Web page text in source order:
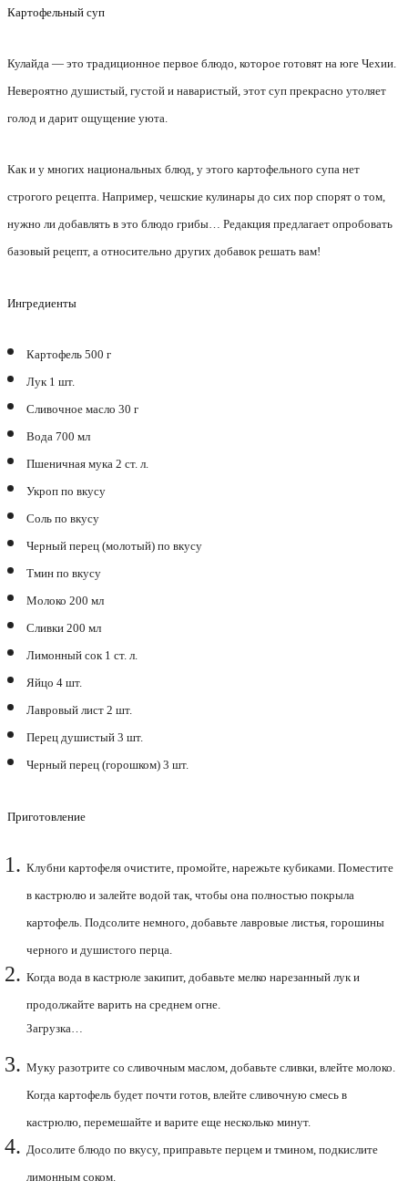
Картофельный суп
Кулайда — это традиционное первое блюдо, которое готовят на юге Чехии.
Невероятно душистый, густой и наваристый, этот суп прекрасно утоляет
голод и дарит ощущение уюта.
Как и у многих национальных блюд, у этого картофельного супа нет
строгого рецепта. Например, чешские кулинары до сих пор спорят о том,
нужно ли добавлять в это блюдо грибы… Редакция предлагает опробовать
базовый рецепт, а относительно других добавок решать вам!
Ингредиенты
Картофель 500 г
Лук 1 шт.
Сливочное масло 30 г
Вода 700 мл
Пшеничная мука 2 ст. л.
Укроп по вкусу
Соль по вкусу
Черный перец (молотый) по вкусу
Тмин по вкусу
Молоко 200 мл
Сливки 200 мл
Лимонный сок 1 ст. л.
Яйцо 4 шт.
Лавровый лист 2 шт.
Перец душистый 3 шт.
Черный перец (горошком) 3 шт.
Приготовление
Клубни картофеля очистите, промойте, нарежьте кубиками. Поместите
в кастрюлю и залейте водой так, чтобы она полностью покрыла
картофель. Подсолите немного, добавьте лавровые листья, горошины
черного и душистого перца.
Когда вода в кастрюле закипит, добавьте мелко нарезанный лук и
продолжайте варить на среднем огне.
Загрузка…
Муку разотрите со сливочным маслом, добавьте сливки, влейте молоко.
Когда картофель будет почти готов, влейте сливочную смесь в
кастрюлю, перемешайте и варите еще несколько минут.
Досолите блюдо по вкусу, приправьте перцем и тмином, подкислите
лимонным соком.